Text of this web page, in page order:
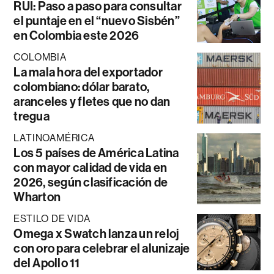
RUI: Paso a paso para consultar
el puntaje en el “nuevo Sisbén”
en Colombia este 2026
COLOMBIA
La mala hora del exportador
colombiano: dólar barato,
aranceles y fletes que no dan
tregua
LATINOAMÉRICA
Los 5 países de América Latina
con mayor calidad de vida en
2026, según clasificación de
Wharton
ESTILO DE VIDA
Omega x Swatch lanza un reloj
con oro para celebrar el alunizaje
del Apollo 11